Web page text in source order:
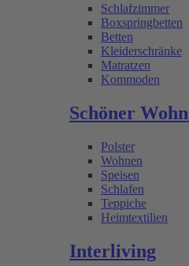
Schlafzimmer
Boxspringbetten
Betten
Kleiderschränke
Matratzen
Kommoden
Schöner
Polster
Wohnen
Speisen
Schlafen
Teppiche
Heimtextilien
Interliving